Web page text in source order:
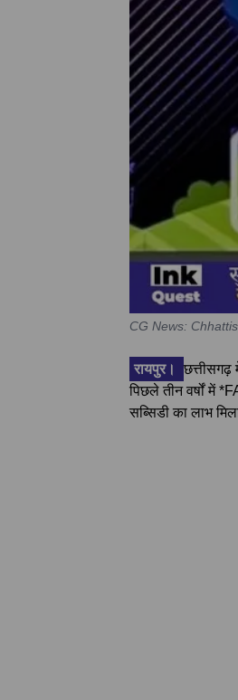
CG News:
रायपुर।
छत्तीसगढ़
पिछले तीन वर्षों में
सब्सिडी का लाभ